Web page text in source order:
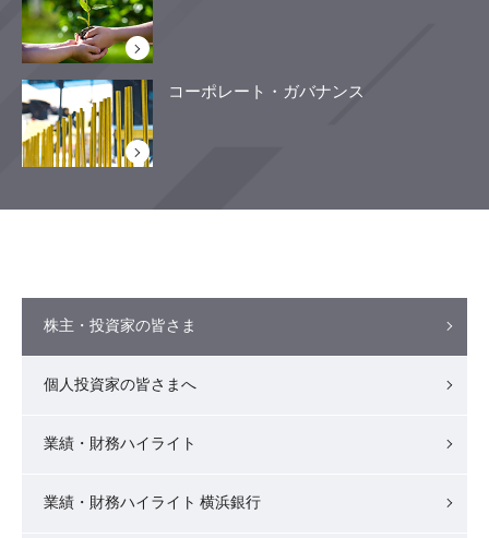
コーポレート・ガバナンス
株主・投資家の皆さま
個人投資家の皆さまへ
業績・財務ハイライト
業績・財務ハイライト 横浜銀行